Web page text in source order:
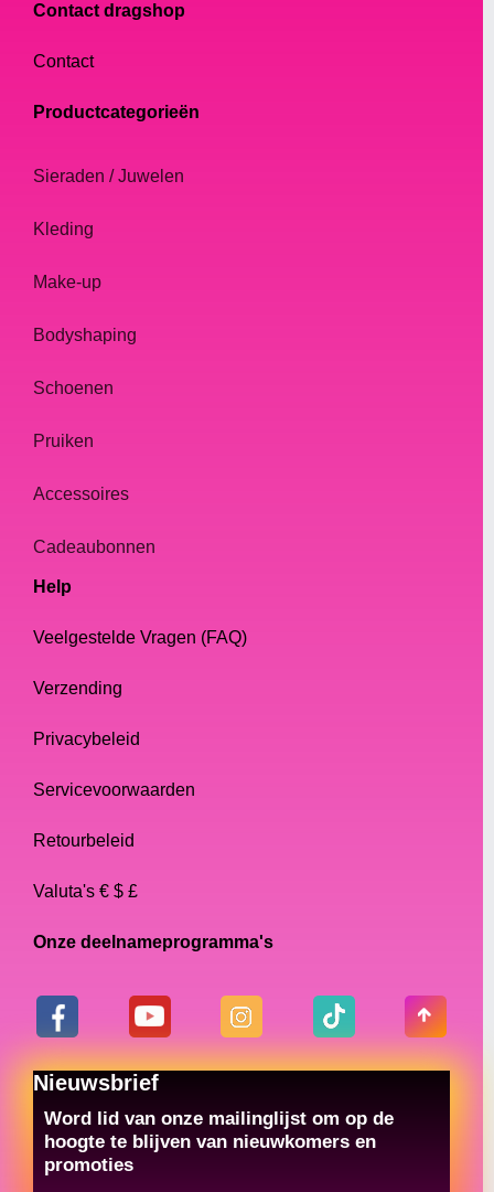
Contact dragshop
Contact
Productcategorieën
Sieraden / Juwelen
Kleding
Make-up
Bodyshaping
Schoenen
Pruiken
Accessoires
Cadeaubonnen
Help
Veelgestelde Vragen (FAQ)
Verzending
Privacybeleid
Servicevoorwaarden
Retourbeleid
Valuta's € $ £
Onze deelnameprogramma's
Nieuwsbrief
Word lid van onze mailinglijst om op de
hoogte te blijven van nieuwkomers en
promoties